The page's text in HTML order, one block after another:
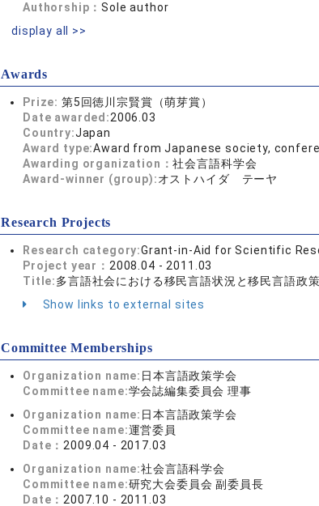
Authorship：Sole author
display all >>
Awards
Prize: 第5回徳川宗賢賞（萌芽賞）
Date awarded:2006.03
Country:Japan
Award type:Award from Japanese society,
Awarding organization：社会言語科学会
Award-winner (group):オストハイダ テーヤ
Research Projects
Research category:Grant-in-Aid for Scientific
Project year： 2008.04 - 2011.03
Title:多言語社会における移民言語状況と移民言語政
Show links to external sites
Committee Memberships
Organization name: 日本言語政策学会
Committee name:学会誌編集委員会 理事
Organization name: 日本言語政策学会
Committee name:運営委員
Date： 2009.04 - 2017.03
Organization name:社会言語科学会
Committee name:研究大会委員会 副委員長
Date： 2007.10 - 2011.03